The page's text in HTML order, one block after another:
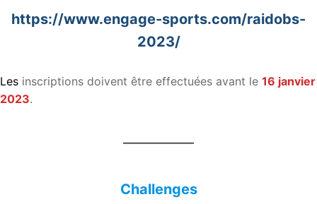
https://www.engage-sports.com/raidobs-
2023/
Les inscriptions doivent être effectuées avant le 16 janvier
2023.
Challenges